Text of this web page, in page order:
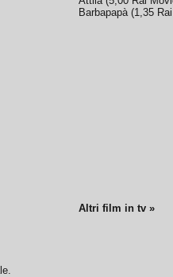
Barbapapà(1,35
Altri film in tv »